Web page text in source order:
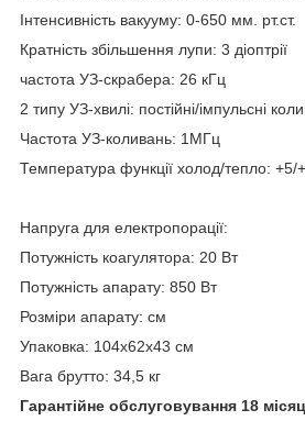
Інтенсивність вакууму: 0-650 мм. рт.ст.
Кратність збільшення лупи: 3 діоптрії
частота УЗ-скрабера: 26 кГц
2 типу УЗ-хвилі: постійні/імпульсні
Частота УЗ-коливань: 1МГц
Температура функції холод/тепло: +5/
Напруга для електропорації:
Потужність коагулятора: 20 Вт
Потужність апарату: 850 Вт
Розміри апарату: см
Упаковка: 104х62х43 см
Вага брутто: 34,5 кг
Гарантійне обслуговування 18